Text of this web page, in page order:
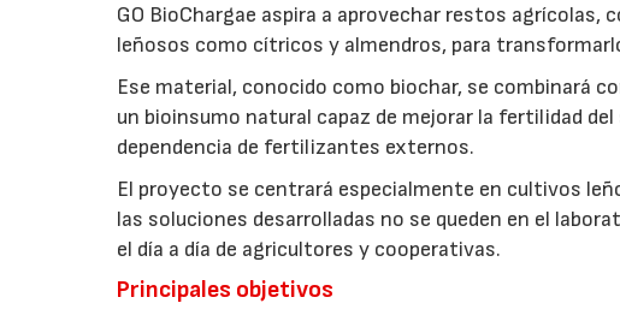
GO BioChargae aspira a aprovechar restos
leñosos como cítricos y almendros, para
Ese material, conocido como biochar, se combinará
un bioinsumo natural capaz de mejorar la fertilidad
dependencia de fertilizantes externos.
El proyecto se centrará especialmente en cultivos
las soluciones desarrolladas no se queden en el
el día a día de agricultores y cooperativas.
Principales objetivos